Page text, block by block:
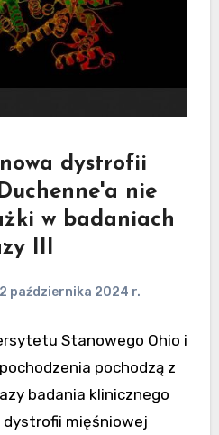
dystrofii
nie
w badaniach
III
października 2024 r.
Stanowego Ohio i
pochodzą z
badania klinicznego
mięśniowej